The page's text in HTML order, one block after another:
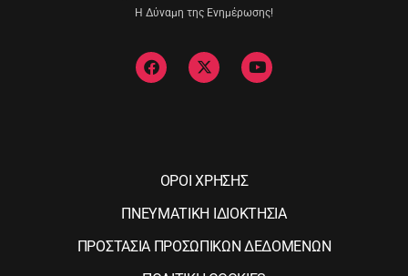
Η Δύναμη της Ενημέρωσης!
ΟΡΟΙ ΧΡΗΣΗΣ
ΠΝΕΥΜΑΤΙΚΗ ΙΔΙΟΚΤΗΣΙΑ
ΠΡΟΣΤΑΣΙΑ ΠΡΟΣΩΠΙΚΩΝ ΔΕΔΟΜΕΝΩΝ